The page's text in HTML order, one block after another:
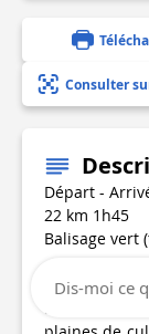
Consulter
Départ -
22 km 1h45
Balisage vert
Au départ
au tombeau
Dis-moi ce